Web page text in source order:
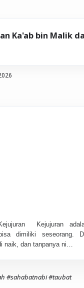
Ka'ab bin Malik
Kejujuran
dimiliki seseorang.
naik, dan tanpanya ni…
#sahabatnabi#taubat